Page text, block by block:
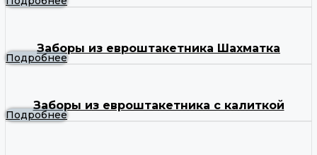
Заборы из евроштакетника Шахматка
Подробнее
Заборы из евроштакетника с калиткой
Подробнее